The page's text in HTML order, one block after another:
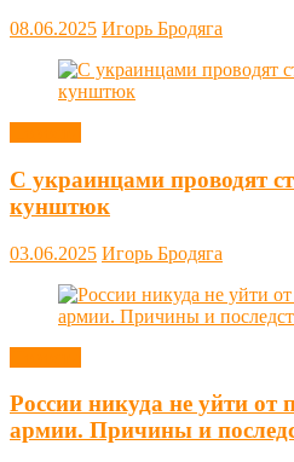
08.06.2025 Игорь Бродяга
С украинцами проводят
кунштюк
03.06.2025 Игорь Бродяга
России никуда не уйти от
армии. Причины и